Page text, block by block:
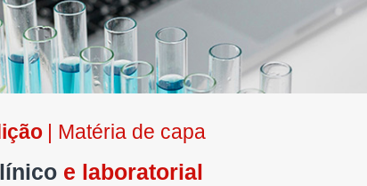
| Matéria de capa
e laboratorial